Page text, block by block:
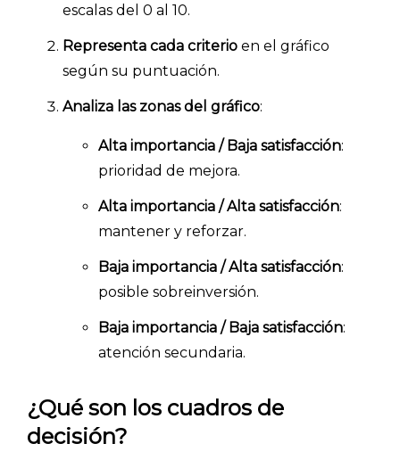
BLOG
ACCEDER →
escalas del 0 al 10.
Representa cada criterio en el gráfico
según su puntuación.
Analiza las zonas del gráfico:
Alta importancia / Baja satisfacción:
prioridad de mejora.
Alta importancia / Alta satisfacción:
mantener y reforzar.
Baja importancia / Alta satisfacción:
posible sobreinversión.
Baja importancia / Baja satisfacción:
atención secundaria.
¿Qué son los cuadros de
decisión?